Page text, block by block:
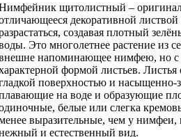
щитолистный –
декоративной
создавая плотный
Это многолетнее растение из
напоминающее нимфею, но с
формой листьев.
поверхностью и насыщенно-
на воде и образующие
белые или слегка
выразительные, чем у
и естественный вид.